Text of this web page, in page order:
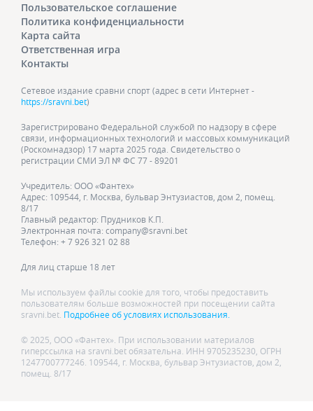
Пользовательское соглашение
Политика конфиденциальности
Карта сайта
Ответственная игра
Контакты
Сетевое издание сравни спорт (адрес в сети Интернет -
https://sravni.bet)
Зарегистрировано Федеральной службой по надзору в сфере
связи, информационных технологий и массовых коммуникаций
(Роскомнадзор) 17 марта 2025 года. Свидетельство о
регистрации СМИ ЭЛ № ФС 77 - 89201
Учредитель: ООО «Фантех»
Адрес: 109544, г. Москва, бульвар Энтузиастов, дом 2, помещ.
8/17
Главный редактор: Прудников К.П.
Электронная почта: company@sravni.bet
Телефон: + 7 926 321 02 88
Для лиц старше 18 лет
Мы используем файлы cookie для того, чтобы предоставить
пользователям больше возможностей при посещении сайта
sravni.bet. Подробнее об условиях использования.
© 2025, ООО «Фантех». При использовании материалов
гиперссылка на sravni.bet обязательна. ИНН 9705235230, ОГРН
1247700777246. 109544, г. Москва, бульвар Энтузиастов, дом 2,
помещ. 8/17